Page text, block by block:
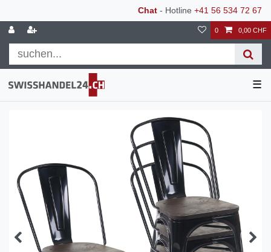
Chat - Hotline +41 56 534 72 67
0 0,00 CHF
☰